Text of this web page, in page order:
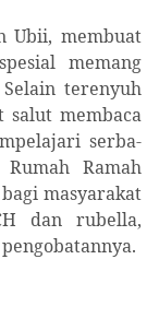
Ubii, membuat
memang
terenyuh
salut membaca
serba-
Ramah
masyarakat
dan rubella,